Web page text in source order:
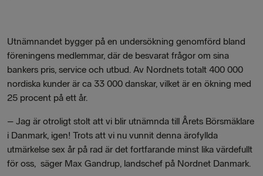
Utnämnandet bygger på en undersökning genomförd bland
föreningens medlemmar, där de besvarat frågor om sina
bankers pris, service och utbud. Av Nordnets totalt 400 000
nordiska kunder är ca 33 000 danskar, vilket är en ökning med
25 procent på ett år.
– Jag är otroligt stolt att vi blir utnämnda till Årets Börsmäklare
i Danmark, igen! Trots att vi nu vunnit denna ärofyllda
utmärkelse sex år på rad är det fortfarande minst lika värdefullt
för oss, säger Max Gandrup, landschef på Nordnet Danmark.